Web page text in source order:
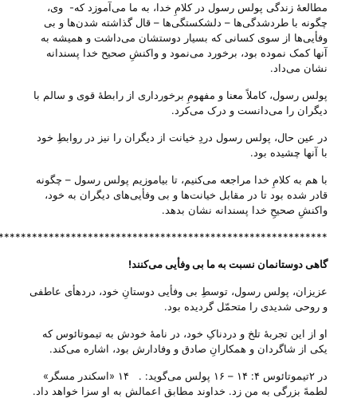
مطالعهٔ زندگی پولس رسول در کلامِ خدا، به ما می‌‌آموزد که- وی،
چگونه با طردشدگی‌ها – دلشکستگی‌ها – قال گذاشته شدن‌ها و بی‌
وفأیی‌ها از سوی کسانی که بسیار دوستشان می‌‌داشت و همیشه به
آنها کمک نموده بود، برخورد می‌‌نمود و واکنشِ صحیح خدا پسندانه
نشان می‌‌داد.
پولس رسول، کاملاً معنا و مفهومِ برخورداری از رابطهٔ قوی و سالم با
دیگران را می‌‌دانست و درک می‌‌کرد.
در عین حال، پولس رسول دردِ خیانت از دیگران را نیز در روابطِ خود
با آنها چشیده بود.
با هم به کلامِ خدا مراجعه می‌‌کنیم، تا بیاموزیم پولس رسول – چگونه
قادر شده بود تا در مقابل خیانت‌ها و بی‌ وفأیی‌های دیگران به خود،
واکنشِ صحیحِ خدا پسندانه نشان بدهد.
گاهی دوستانمان نسبت به ما بی‌ وفأیی می‌‌کنند!
عزیزان، پولس رسول، توسطِ بی‌ وفأیی دوستانِ خود، دردهأی عاطفی
و روحی شدیدی را متحمّل گردیده بود.
او از این تجربهٔ تلخ و دردناکِ خود، در نامهٔ خودش به تیموتائوس که
یکی از شاگردان و همکارانِ صادق و وفادارش بود، اشاره می‌‌کند.
در ۲تیموتائوس ۴: ۱۴ – ۱۶ پولس می‌‌گوید: . ۱۴ «اسکندر مسگر»
لطمهً بزرگی به من زد‌. خداوند مطابق اعمالش به او سزا خواهد داد‌.